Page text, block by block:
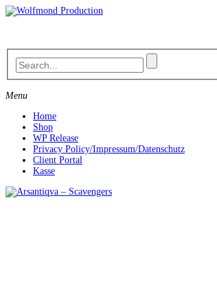
Skip
Menu
Home
Shop
WP Release
Privacy Policy/Impressum/Datenschutz
Client Portal
Kasse